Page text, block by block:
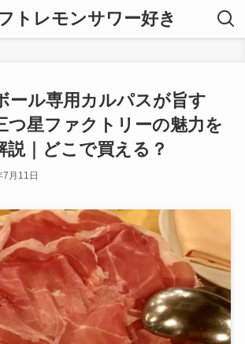
トレモンサワー好き
ール専用カルパスが旨す
つ星ファクトリーの魅力を
説｜どこで買える？
月11日